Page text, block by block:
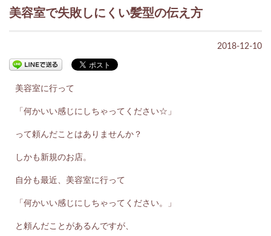
美容室で失敗しにくい髪型の伝え方
2018-12-10
美容室に行って
「何かいい感じにしちゃってください☆」
って頼んだことはありませんか？
しかも新規のお店。
自分も最近、美容室に行って
「何かいい感じにしちゃってください。」
と頼んだことがあるんですが、